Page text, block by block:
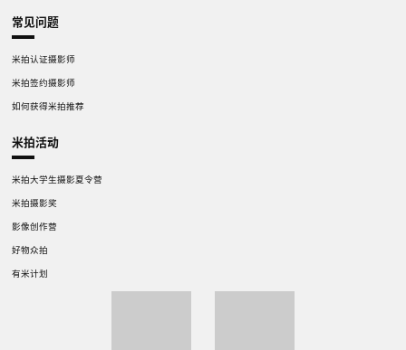
常见问题
米拍认证摄影师
米拍签约摄影师
如何获得米拍推荐
米拍活动
米拍大学生摄影夏令营
米拍摄影奖
影像创作营
好物众拍
有米计划